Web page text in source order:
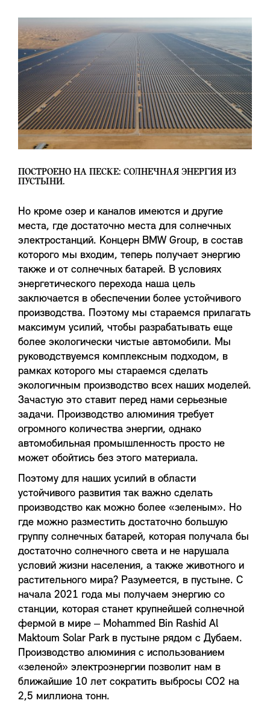
ПОСТРОЕНО НА ПЕСКЕ: СОЛНЕЧНАЯ ЭНЕРГИЯ ИЗ
ПУСТЫНИ.
Но кроме озер и каналов имеются и другие
места, где достаточно места для солнечных
электростанций. Концерн BMW Group, в состав
которого мы входим, теперь получает энергию
также и от солнечных батарей. В условиях
энергетического перехода наша цель
заключается в обеспечении более устойчивого
производства. Поэтому мы стараемся прилагать
максимум усилий, чтобы разрабатывать еще
более экологически чистые автомобили. Мы
руководствуемся комплексным подходом, в
рамках которого мы стараемся сделать
экологичным производство всех наших моделей.
Зачастую это ставит перед нами серьезные
задачи. Производство алюминия требует
огромного количества энергии, однако
автомобильная промышленность просто не
может обойтись без этого материала.
Поэтому для наших усилий в области
устойчивого развития так важно сделать
производство как можно более «зеленым». Но
где можно разместить достаточно большую
группу солнечных батарей, которая получала бы
достаточно солнечного света и не нарушала
условий жизни населения, а также животного и
растительного мира? Разумеется, в пустыне. С
начала 2021 года мы получаем энергию со
станции, которая станет крупнейшей солнечной
фермой в мире ‒ Mohammed Bin Rashid Al
Maktoum Solar Park в пустыне рядом с Дубаем.
Производство алюминия с использованием
«зеленой» электроэнергии позволит нам в
ближайшие 10 лет сократить выбросы СО2 на
2,5 миллиона тонн.